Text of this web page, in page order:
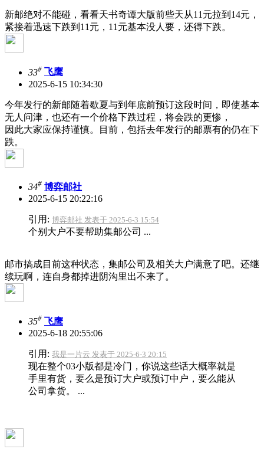
新邮绝对不能碰，看看天书奇谭大版前些天从11元拉到14元，
紧接着迅速下跌到11元，11元基本没人要，还得下跌。
33#
飞鹰
2025-6-15 10:34:30
今年发行的新邮随着歇夏与到年底前预订这段时间，即使基本
无人问津，也还有一个价格下跌过程，将会跌的更惨，
因此大家应保持谨慎。目前，包括去年发行的邮票有的仍在下
跌。
34# 博弈邮社
2025-6-15 20:22:16
引用: 博弈邮社 发表于 2025-6-3 15:54
个别大户不要帮助集邮公司 ...
邮市搞成目前这种状态，集邮公司及相关大户满意了吧。还继
续玩啊，连自身都掉进阴沟里出不来了。
35#
飞鹰
2025-6-18 20:55:06
引用: 我是一片云 发表于 2025-6-3 20:15
现在整个03小版都是冷门，你说这些话大概率就是
手里有货，要么是预订大户或预订中户，要么能从
公司拿货。 ...